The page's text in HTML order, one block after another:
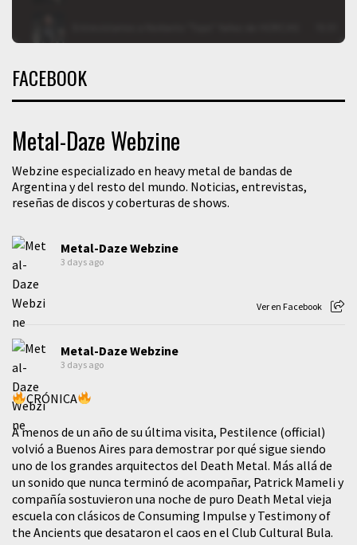
FACEBOOK
Metal-Daze Webzine
Webzine especializado en heavy metal de bandas de
Argentina y del resto del mundo. Noticias, entrevistas,
reseñas de discos y coberturas de shows.
Metal-Daze Webzine
3 days ago
Ver en Facebook
Metal-Daze Webzine
3 days ago
CRÓNICA
A menos de un año de su última visita, Pestilence (official)
volvió a Buenos Aires para demostrar por qué sigue siendo
uno de los grandes arquitectos del Death Metal. Más allá de
un sonido que nunca terminó de acompañar, Patrick Mameli y
compañía sostuvieron una noche de puro Death Metal vieja
escuela con clásicos de Consuming Impulse y Testimony of
the Ancients que desataron el caos en el Club Cultural Bula.